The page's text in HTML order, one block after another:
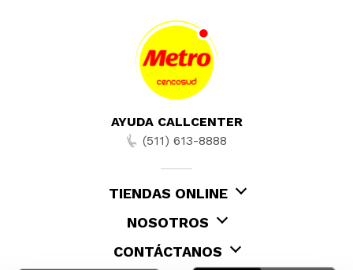
AYUDA CALLCENTER
(511) 613-8888
TIENDAS ONLINE
NOSOTROS
CONTÁCTANOS